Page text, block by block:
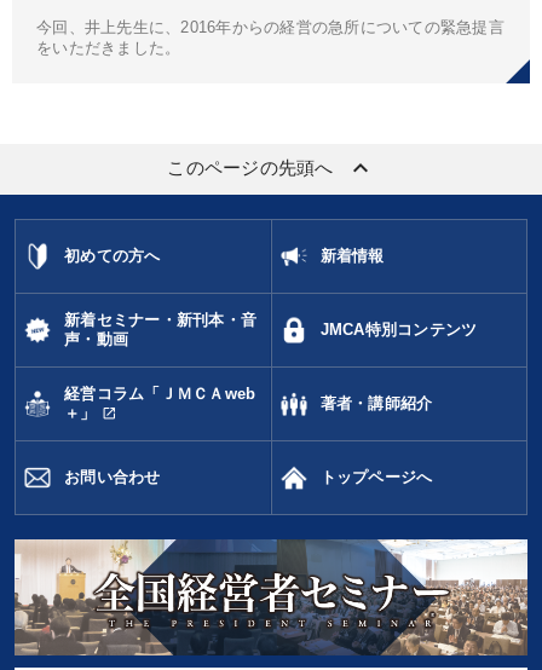
今回、井上先生に、2016年からの経営の急所についての緊急提言
をいただきました。
このページの先頭へ keyboard_arrow_up
初めての方へ 新着情報
新着セミナー・新刊本・音
声・動画
JMCA特別コンテンツ
経営コラム「ＪＭＣＡweb
＋」
open_in_new
著者・講師紹介
お問い合わせ トップページへ